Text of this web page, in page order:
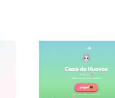
Caza de huevos